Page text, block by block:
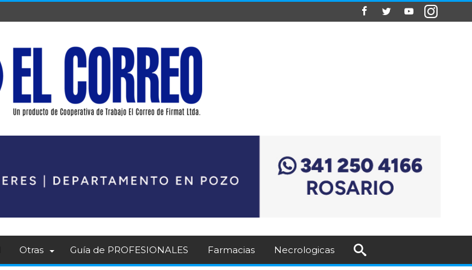
Otras Guía de PROFESIONALES Farmacias Necrologicas